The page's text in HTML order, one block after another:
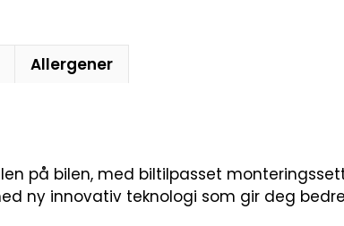
Allergener
på bilen, med biltilpasset
ny innovativ teknologi som gir deg